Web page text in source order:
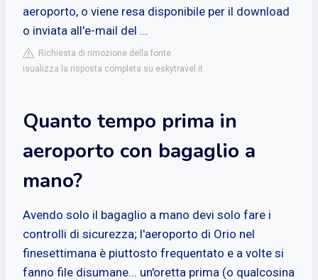
aeroporto, o viene resa disponibile per il download
o inviata all'e-mail del ...
Richiesta di rimozione della fonte
isualizza la risposta completa su eskytravel.it
Quanto tempo prima in
aeroporto con bagaglio a
mano?
Avendo solo il bagaglio a mano devi solo fare i
controlli di sicurezza; l'aeroporto di Orio nel
finesettimana è piuttosto frequentato e a volte si
fanno file disumane... un'oretta prima (o qualcosina